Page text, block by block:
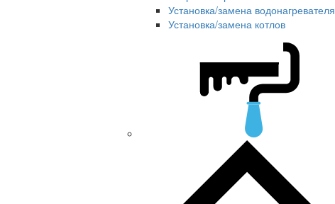
Установка/замена водонагревателя
Установка/замена котлов